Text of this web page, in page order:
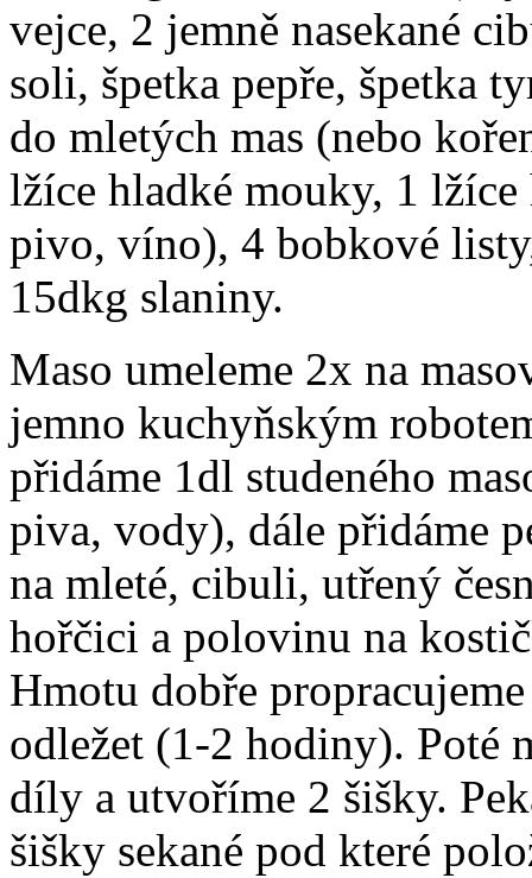
vejce, 2 jemně nasekané
soli, špetka pepře, špetka
do mletých mas (nebo
lžíce hladké mouky, 1
pivo, víno), 4 bobkové
15dkg slaniny.
Maso umeleme 2x na
jemno kuchyňským
přidáme 1dl studeného
piva, vody), dále přidáme
na mleté, cibuli, utřený
hořčici a polovinu na
Hmotu dobře
odležet (1-2 hodiny). Poté
díly a utvoříme 2 šišky.
šišky sekané pod které